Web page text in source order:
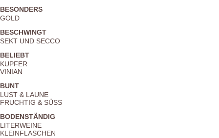
BESONDERS
GOLD
BESCHWINGT
SEKT UND SECCO
BELIEBT
KUPFER
VINIAN
BUNT
LUST & LAUNE
FRUCHTIG & SÜSS
BODENSTÄNDIG
LITERWEINE
KLEINFLASCHEN